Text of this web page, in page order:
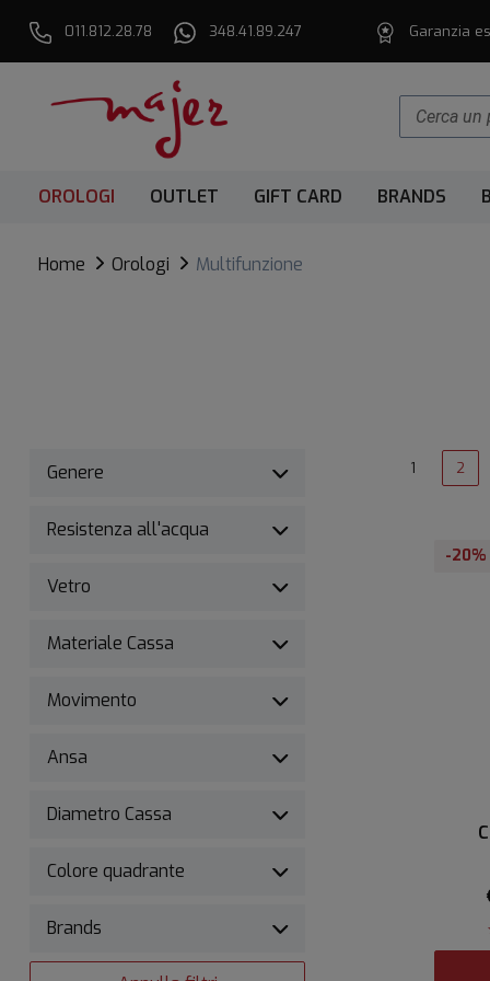
011.812.28.78 348.41.89.247 Garanzia
OROLOGI OUTLET GIFT CARD BRANDS
Home Orologi Multifunzione
Genere
Resistenza all'acqua
Vetro
Materiale Cassa
Movimento
Ansa
Diametro Cassa
Colore quadrante
Brands
1 2
-20%